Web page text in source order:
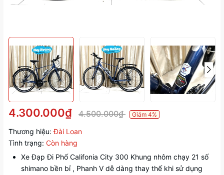
4.300.000₫ 4.500.000₫ Giảm 4%
Thương hiệu: Đài Loan
Tình trạng: Còn hàng
Xe Đạp Đi Phố Califonia City 300 Khung nhôm chạy 21 số
shimano bền bỉ , Phanh V dễ dàng thay thế khi sử dụng